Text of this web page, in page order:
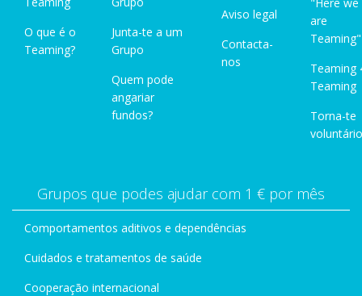
O que é o
Teaming?
Junta-te a um
Grupo
Quem pode
angariar
fundos?
Aviso legal
Contacta-
nos
are
Teaming"
Teaming
Teaming
Torna-te
Grupos que podes ajudar com 1 € por mês
Comportamentos aditivos e dependências
Cuidados e tratamentos de saúde
Cooperação internacional